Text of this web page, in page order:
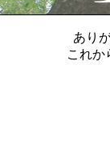
あり
これか